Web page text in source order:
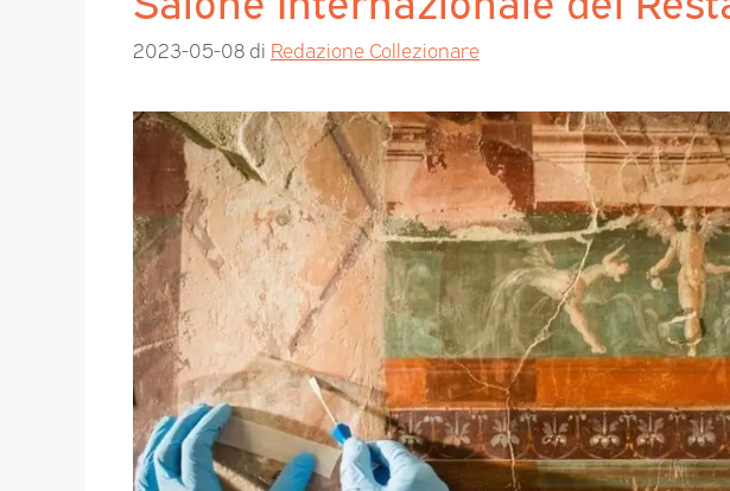
2023-05-08 di Redazione Collezionare